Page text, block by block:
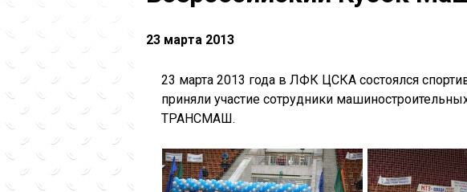
23 марта 2013
23 марта 2013 года в ЛФК ЦСКА состоялся
приняли участие сотрудники
ТРАНСМАШ.